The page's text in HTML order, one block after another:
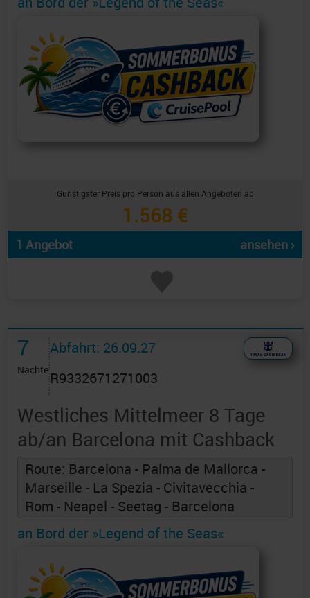
Günstigster Preis pro Person aus allen Angeboten ab
1.568 €
1 Angebot ansehen ›
7
Nächte
Abfahrt: 26.09.27
R9332671271003
Westliches Mittelmeer 8 Tage
ab/an Barcelona mit Cashback
Route: Barcelona - Palma de Mallorca -
Marseille - La Spezia - Civitavecchia -
Rom - Neapel - Seetag - Barcelona
an Bord der »Legend of the Seas«